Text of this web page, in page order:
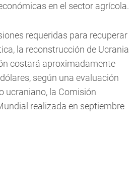
en el sector agrícola.
requeridas para recuperar
la reconstrucción de Ucrania
costará aproximadamente
según una evaluación
ucraniano, la Comisión
realizada en septiembre